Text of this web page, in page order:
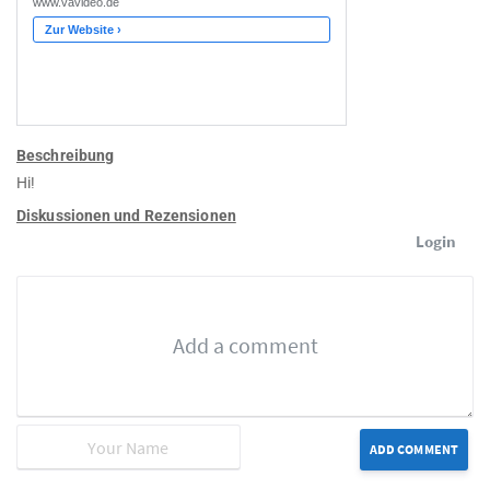
Beschreibung
Hi!
Diskussionen und Rezensionen
Login
ADD COMMENT